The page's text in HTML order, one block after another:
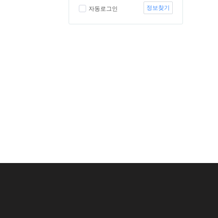
자동로그인 정보찾기